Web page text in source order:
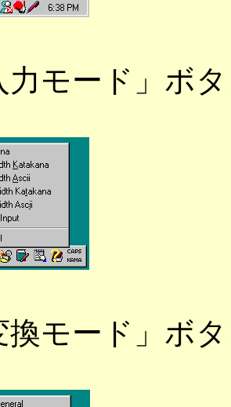
力モード」ボ
換モード」ボ